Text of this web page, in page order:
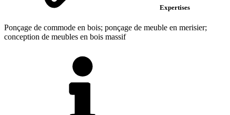
Expertises
Ponçage de commode en bois; ponçage de meuble en merisier;
conception de meubles en bois massif